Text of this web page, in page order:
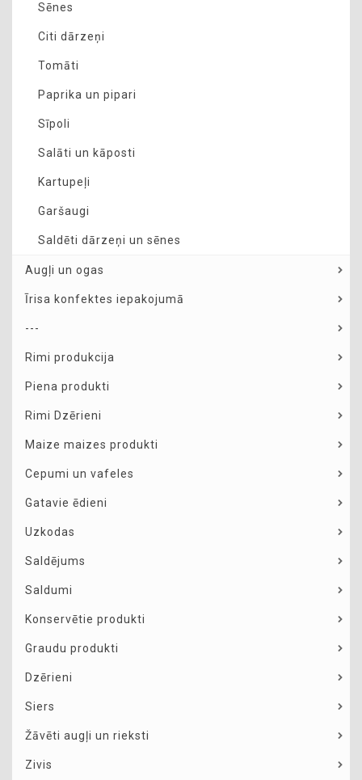
Sēnes
Citi dārzeņi
Tomāti
Paprika un pipari
Sīpoli
Salāti un kāposti
Kartupeļi
Garšaugi
Saldēti dārzeņi un sēnes
Augļi un ogas
Īrisa konfektes iepakojumā
---
Rimi produkcija
Piena produkti
Rimi Dzērieni
Maize maizes produkti
Cepumi un vafeles
Gatavie ēdieni
Uzkodas
Saldējums
Saldumi
Konservētie produkti
Graudu produkti
Dzērieni
Siers
Žāvēti augļi un rieksti
Zivis